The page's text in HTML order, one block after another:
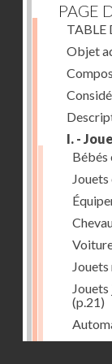
PAGE
TABLE
Objet
I. -
Bébés
(p.21)
Jouets